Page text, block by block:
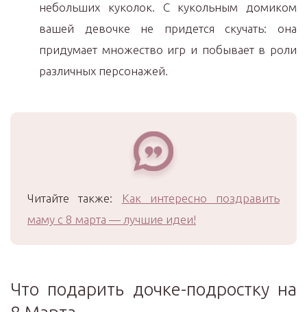
небольших куколок. С кукольным домиком
вашей девочке не придется скучать: она
придумает множество игр и побывает в роли
различных персонажей.
Читайте также:
Как интересно поздравить
маму с 8 марта — лучшие идеи!
Что подарить дочке-подростку на